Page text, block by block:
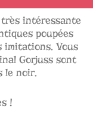
intéressante
poupées
imitations. Vous
Gorjuss sont
le noir.
!